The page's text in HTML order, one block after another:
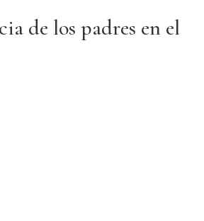
de los padres en el